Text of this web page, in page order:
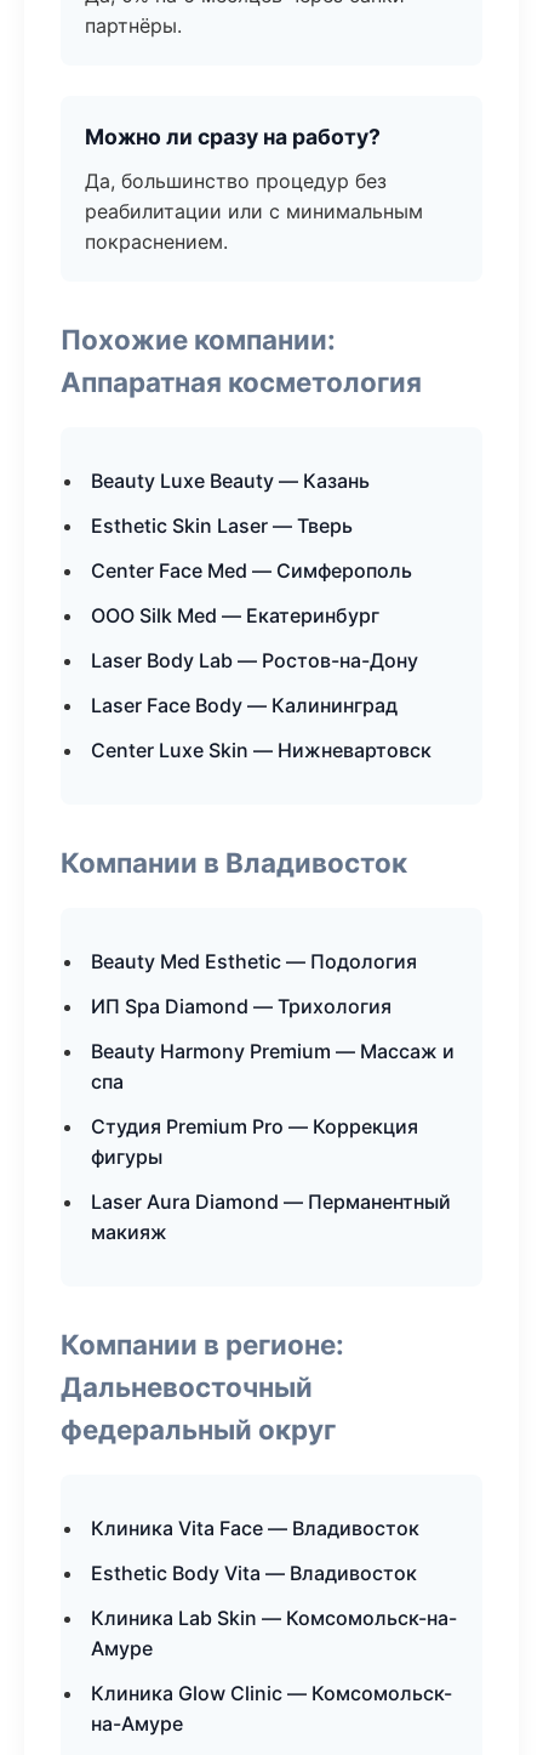
партнёры.
Можно ли сразу на работу?
Да, большинство процедур без
реабилитации или с минимальным
покраснением.
Похожие компании:
Аппаратная косметология
Beauty Luxe Beauty — Казань
Esthetic Skin Laser — Тверь
Center Face Med — Симферополь
ООО Silk Med — Екатеринбург
Laser Body Lab — Ростов-на-Дону
Laser Face Body — Калининград
Center Luxe Skin — Нижневартовск
Компании в Владивосток
Beauty Med Esthetic — Подология
ИП Spa Diamond — Трихология
Beauty Harmony Premium — Массаж и
спа
Студия Premium Pro — Коррекция
фигуры
Laser Aura Diamond — Перманентный
макияж
Компании в регионе:
Дальневосточный
федеральный округ
Клиника Vita Face — Владивосток
Esthetic Body Vita — Владивосток
Клиника Lab Skin — Комсомольск-на-
Амуре
Клиника Glow Clinic — Комсомольск-
на-Амуре